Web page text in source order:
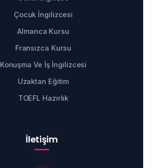
Çocuk İngilizcesi
Almanca Kursu
Fransızca Kursu
Konuşma Ve İş İngilizcesi
Uzaktan Eğitim
TOEFL Hazırlık
İletişim